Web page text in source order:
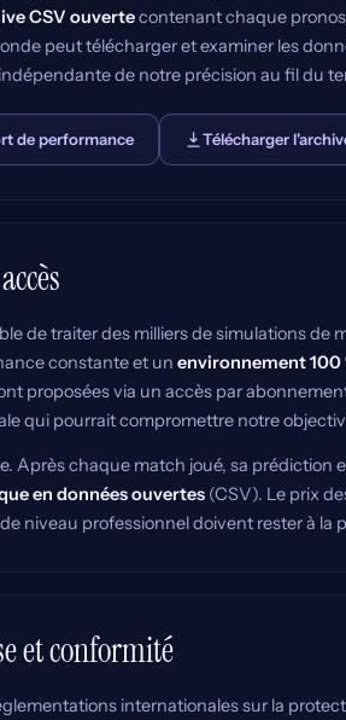
CSV ouvertecontenant chaque
peut télécharger et examiner les
indépendante de notre précision au fil du
de performance Télécharger
de traiter des milliers de simulations de
constante et un environnement 100
proposées via un accès par
qui pourrait compromettre notre
Après chaque match joué, sa prédiction
en données ouvertes (CSV). Le prix
niveau professionnel doivent rester à la
et conformité
internationales sur la